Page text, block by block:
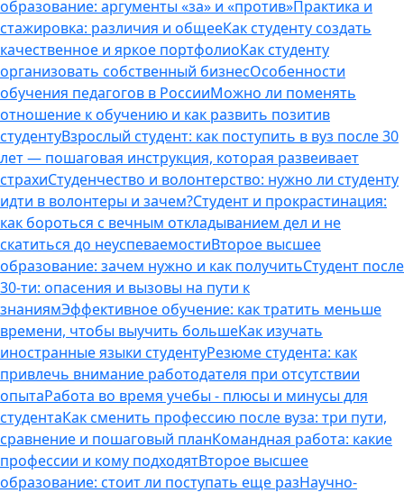
образование: аргументы «за» и «против»Практика и
стажировка: различия и общееКак студенту создать
качественное и яркое портфолиоКак студенту
организовать собственный бизнесОсобенности
обучения педагогов в РоссииМожно ли поменять
отношение к обучению и как развить позитив
студентуВзрослый студент: как поступить в вуз после 30
лет — пошаговая инструкция, которая развеивает
страхиСтуденчество и волонтерство: нужно ли cтуденту
идти в волонтеры и зачем?Студент и прокрастинация:
как бороться с вечным откладыванием дел и не
скатиться до неуспеваемостиВторое высшее
образование: зачем нужно и как получитьСтудент после
30-ти: опасения и вызовы на пути к
знаниямЭффективное обучение: как тратить меньше
времени, чтобы выучить большеКак изучать
иностранные языки студентуРезюме студента: как
привлечь внимание работодателя при отсутствии
опытаРабота во время учебы - плюсы и минусы для
студентаКак сменить профессию после вуза: три пути,
сравнение и пошаговый планКомандная работа: какие
профессии и кому подходятВторое высшее
образование: стоит ли поступать еще разНаучно-